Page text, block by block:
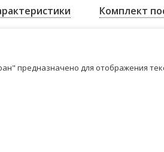
Комплект
предназначено для отображения